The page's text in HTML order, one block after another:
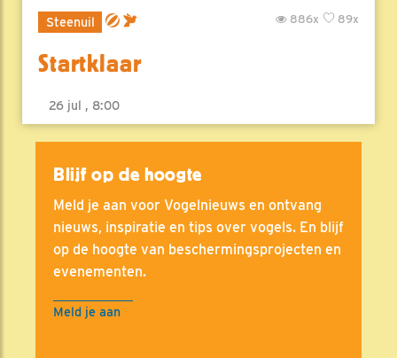
Steenuil 89x
886x
Startklaar
26 jul , 8:00
Blijf op de hoogte
Meld je aan voor Vogelnieuws en ontvang
nieuws, inspiratie en tips over vogels. En blijf
op de hoogte van beschermingsprojecten en
evenementen.
Meld je aan